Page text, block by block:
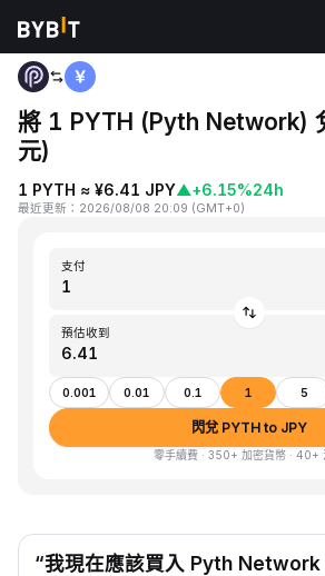
首頁 PYTH to JPY
將 1 PYTH (Pyth Network)
元)
1 PYTH ≈ ¥6.41 JPY▲+6.15%24h
最近更新 ： 2026/08/08 20:09 (GMT+0)
支付
預估收到
0.001 0.01 0.1 1 5
閃兌 PYTH to JPY
零手續費 · 350+ 加密貨幣 · 40+
“我現在應該買入 Pyth Network